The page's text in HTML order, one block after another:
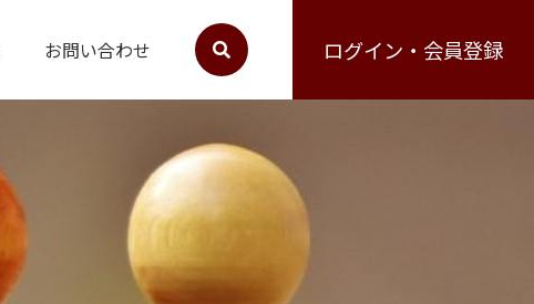
お問い合わせ ログイン・会員登録